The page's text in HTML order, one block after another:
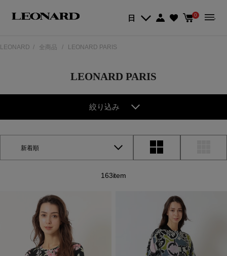
日 0
LEONARD 全商品 LEONARD PARIS
LEONARD PARIS
絞り込み
新着順
163item